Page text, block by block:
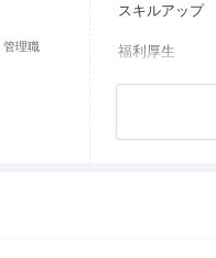
管理職
スキルアップ
福利厚生
社員・管理職